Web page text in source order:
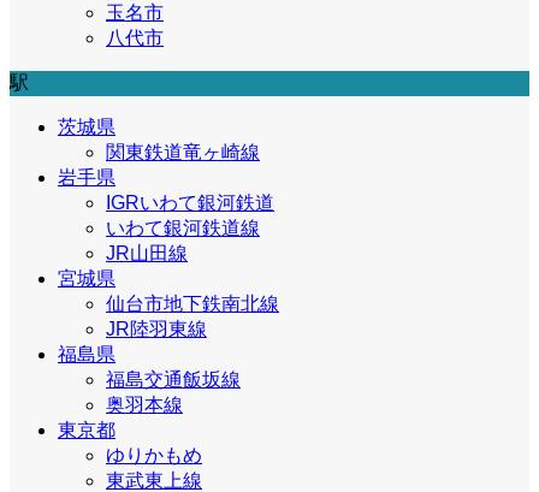
玉名市
八代市
駅
茨城県
関東鉄道竜ヶ崎線
岩手県
IGRいわて銀河鉄道
いわて銀河鉄道線
JR山田線
宮城県
仙台市地下鉄南北線
JR陸羽東線
福島県
福島交通飯坂線
奥羽本線
東京都
ゆりかもめ
東武東上線